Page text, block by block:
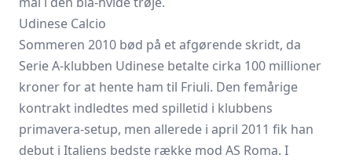
Udinese Calcio
Sommeren 2010 bød på et afgørende skridt, da
Serie A-klubben Udinese betalte cirka 100 millioner
kroner for at hente ham til Friuli. Den femårige
kontrakt indledtes med spilletid i klubbens
primavera-setup, men allerede i april 2011 fik han
debut i Italiens bedste række mod AS Roma. I